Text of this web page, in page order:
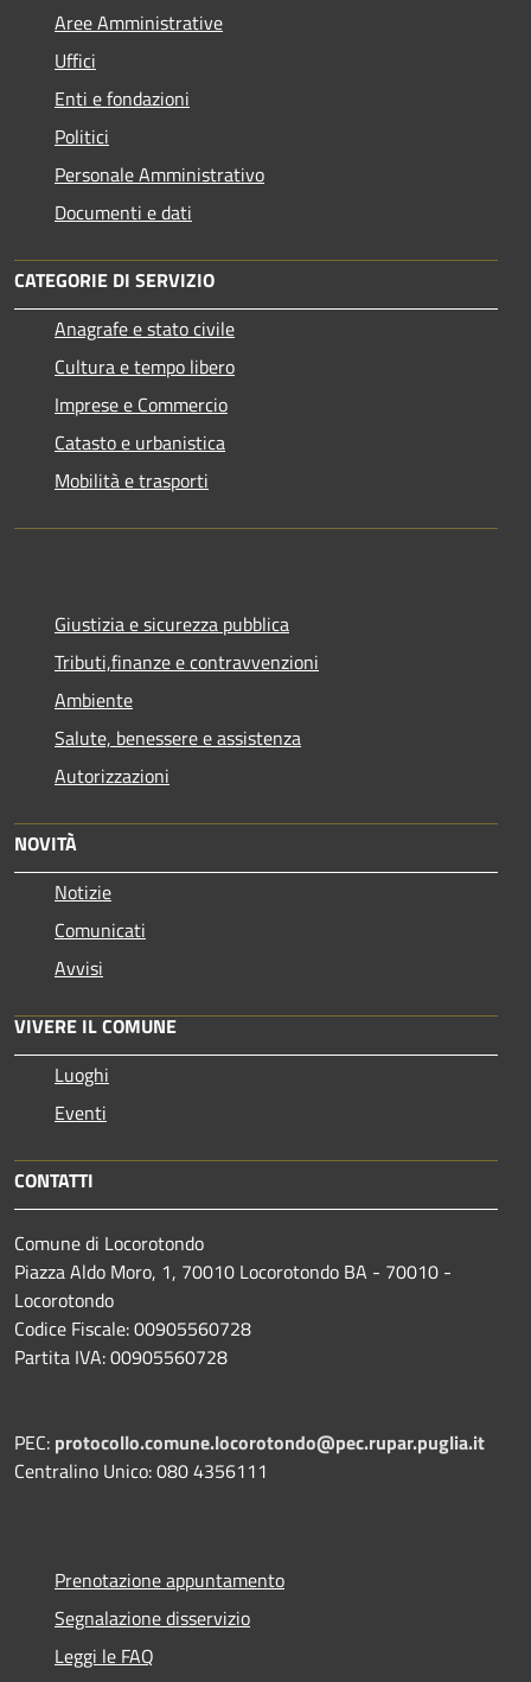
Aree Amministrative
Uffici
Enti e fondazioni
Politici
Personale Amministrativo
Documenti e dati
CATEGORIE DI SERVIZIO
Anagrafe e stato civile
Cultura e tempo libero
Imprese e Commercio
Catasto e urbanistica
Mobilità e trasporti
Giustizia e sicurezza pubblica
Tributi,finanze e contravvenzioni
Ambiente
Salute, benessere e assistenza
Autorizzazioni
NOVITÀ
Notizie
Comunicati
Avvisi
VIVERE IL COMUNE
Luoghi
Eventi
CONTATTI
Comune di Locorotondo
Piazza Aldo Moro, 1, 70010 Locorotondo BA - 70010 -
Locorotondo
Codice Fiscale: 00905560728
Partita IVA: 00905560728
PEC: protocollo.comune.locorotondo@pec.rupar.puglia.it
Centralino Unico: 080 4356111
Prenotazione appuntamento
Segnalazione disservizio
Leggi le FAQ